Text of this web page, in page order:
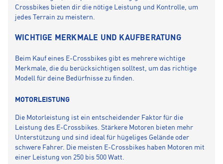
Crossbikes bieten dir die nötige Leistung und Kontrolle, um
jedes Terrain zu meistern.
WICHTIGE MERKMALE UND KAUFBERATUNG
Beim Kauf eines E-Crossbikes gibt es mehrere wichtige
Merkmale, die du berücksichtigen solltest, um das richtige
Modell für deine Bedürfnisse zu finden.
MOTORLEISTUNG
Die Motorleistung ist ein entscheidender Faktor für die
Leistung des E-Crossbikes. Stärkere Motoren bieten mehr
Unterstützung und sind ideal für hügeliges Gelände oder
schwere Fahrer. Die meisten E-Crossbikes haben Motoren mit
einer Leistung von 250 bis 500 Watt.